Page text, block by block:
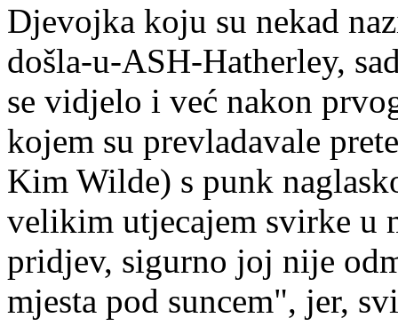
Djevojka koju su nekad
došla-u-ASH-Hatherley,
se vidjelo i već nakon
kojem su prevladavale
Kim Wilde) s punk
velikim utjecajem svirke u
pridjev, sigurno joj nije
mjesta pod suncem", jer,